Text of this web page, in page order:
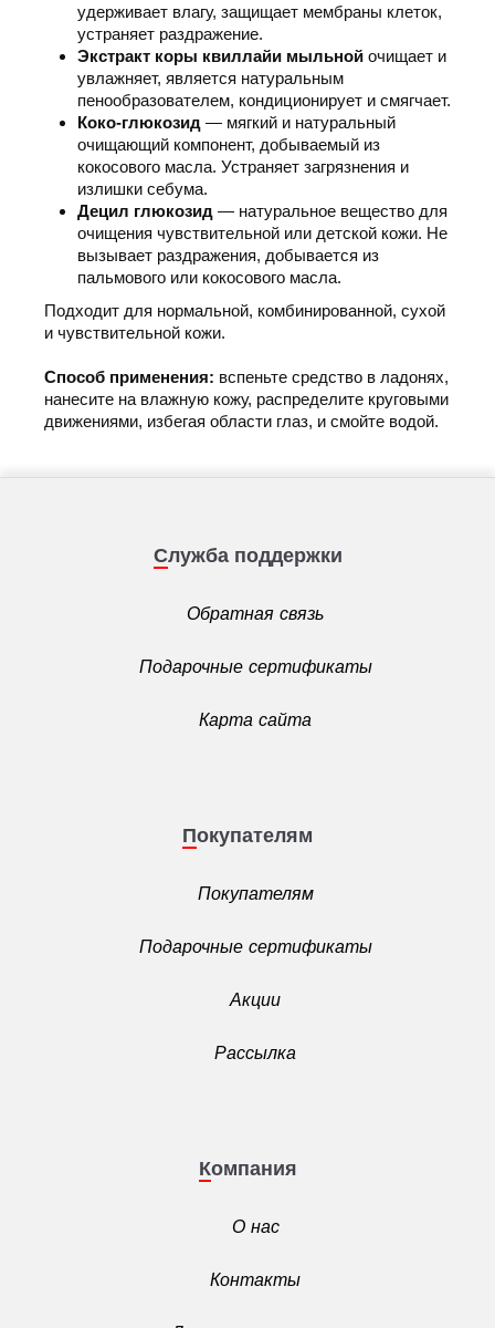
удерживает влагу, защищает мембраны клеток,
устраняет раздражение.
Экстракт коры квиллайи мыльной очищает и
увлажняет, является натуральным
пенообразователем, кондиционирует и смягчает.
Коко-глюкозид — мягкий и натуральный
очищающий компонент, добываемый из
кокосового масла. Устраняет загрязнения и
излишки себума.
Децил глюкозид — натуральное вещество для
очищения чувствительной или детской кожи. Не
вызывает раздражения, добывается из
пальмового или кокосового масла.
Подходит для нормальной, комбинированной, сухой
и чувствительной кожи.
Способ применения: вспеньте средство в ладонях,
нанесите на влажную кожу, распределите круговыми
движениями, избегая области глаз, и смойте водой.
Служба поддержки
Обратная связь
Подарочные сертификаты
Карта сайта
Покупателям
Покупателям
Подарочные сертификаты
Акции
Рассылка
Компания
О нас
Контакты